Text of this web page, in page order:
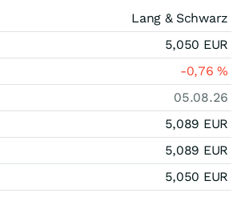
Lang & Schwarz
5,050 EUR
-0,76%
05.08.26
5,089 EUR
5,089 EUR
5,050 EUR